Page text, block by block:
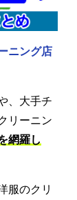
ニング店
、大手チ
リーニン
網羅し
服のクリ